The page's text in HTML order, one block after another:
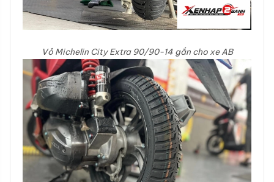
Vỏ Michelin City Extra 90/90-14 gắn cho xe AB